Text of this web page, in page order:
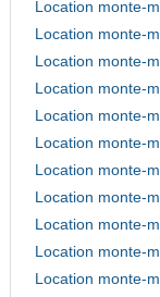
Location monte-
Location monte-
Location monte-
Location monte-
Location monte-
Location monte-
Location monte-
Location monte-
Location monte-
Location monte-
Location monte-